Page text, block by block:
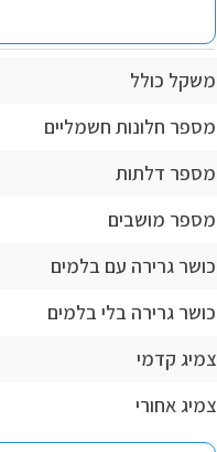
משקל כולל
מספר חלונות חשמליים
מספר דלתות
מספר מושבים
כושר גרירה עם בלמים
כושר גרירה בלי בלמים
צמיג קדמי
צמיג אחורי